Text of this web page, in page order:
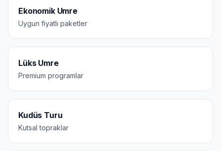
Ekonomik Umre
Uygun fiyatlı paketler
Lüks Umre
Premium programlar
Kudüs Turu
Kutsal topraklar